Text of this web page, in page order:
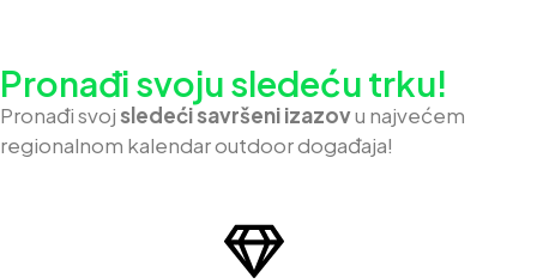
Pronađi svoju sledeću trku!
Pronađi svojsledeći savršeni izazovu najvećem
regionalnom kalendar outdoor događaja!